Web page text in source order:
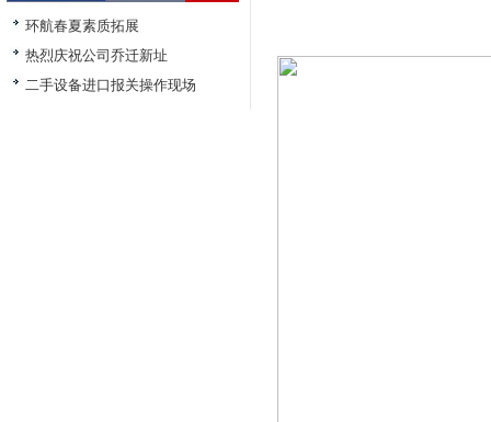
环航春夏素质拓展
热烈庆祝公司乔迁新址
二手设备进口报关操作现场